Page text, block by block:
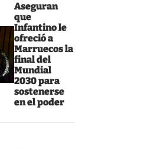
Aseguran
que
Infantino le
ofreció a
Marruecos la
final del
Mundial
2030 para
sostenerse
en el poder